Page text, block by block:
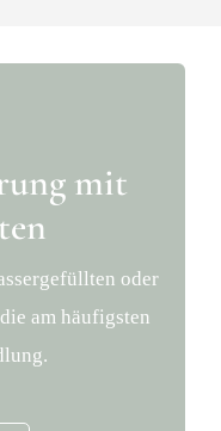
mit
oder
am häufigsten